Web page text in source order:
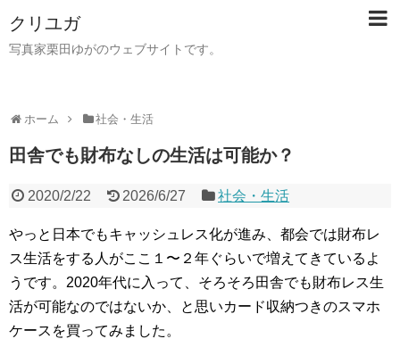
クリユガ
写真家栗田ゆがのウェブサイトです。
ホーム 社会・生活
田舎でも財布なしの生活は可能か？
2020/2/22 2026/6/27 社会・生活
やっと日本でもキャッシュレス化が進み、都会では財布レ
ス生活をする人がここ１〜２年ぐらいで増えてきているよ
うです。2020年代に入って、そろそろ田舎でも財布レス生
活が可能なのではないか、と思いカード収納つきのスマホ
ケースを買ってみました。